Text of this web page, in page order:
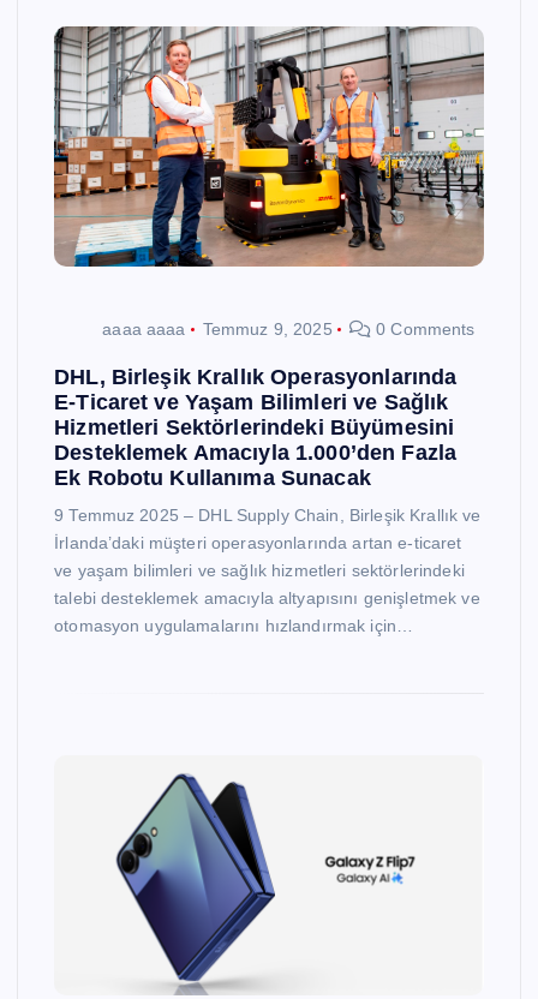
aaaa aaaa Temmuz 9, 2025 0 Comments
DHL, Birleşik Krallık Operasyonlarında
E-Ticaret ve Yaşam Bilimleri ve Sağlık
Hizmetleri Sektörlerindeki Büyümesini
Desteklemek Amacıyla 1.000’den Fazla
Ek Robotu Kullanıma Sunacak
9 Temmuz 2025 – DHL Supply Chain, Birleşik Krallık ve
İrlanda’daki müşteri operasyonlarında artan e-ticaret
ve yaşam bilimleri ve sağlık hizmetleri sektörlerindeki
talebi desteklemek amacıyla altyapısını genişletmek ve
otomasyon uygulamalarını hızlandırmak için…